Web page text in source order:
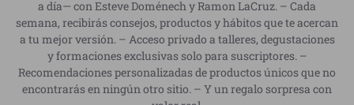
a día— con Esteve Doménech y Ramon LaCruz. – Cada
semana, recibirás consejos, productos y hábitos que te acercan
a tu mejor versión. – Acceso privado a talleres, degustaciones
y formaciones exclusivas solo para suscriptores. –
Recomendaciones personalizadas de productos únicos que no
encontrarás en ningún otro sitio. – Y un regalo sorpresa con